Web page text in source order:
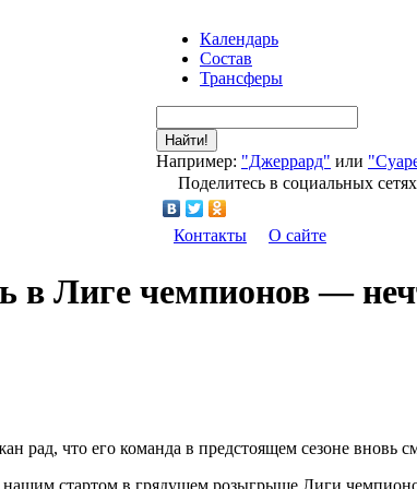
Календарь
Состав
Трансферы
Найти!
Например: "Джеррард" или
Поделитесь в социальных
Контакты О сайте
в Лиге чемпионов —
рад, что его команда в предстоящем сезоне вновь
стартом в грядущем розыгрыше Лиги